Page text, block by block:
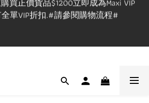
買正價貨品$1200立即成為Maxi VIP
全單VIP折扣.#請參閱購物流程#
單VIP折扣.#請參閱購物流程#
服務,門市地址:長沙灣道650號中國船